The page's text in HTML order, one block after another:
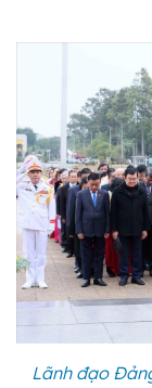
Lãnh đạo